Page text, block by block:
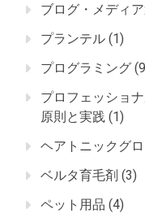
ブログ・メディ
プランテル (1)
プログラミング
プロフェッショ
原則と実践 (1)
ヘアトニックグ
ベルタ育毛剤 (3)
ペット用品 (4)